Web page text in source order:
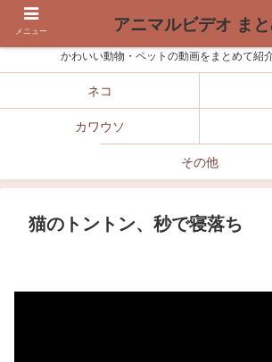
かわいい動物・ペットの動画をまとめて紹
ネコ
カワウソ
その他
猫のトントン、秒で寝落ち
メニュー アニマルビデオ ま